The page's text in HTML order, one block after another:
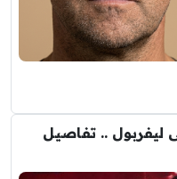
ليفربول .. تفاصيل